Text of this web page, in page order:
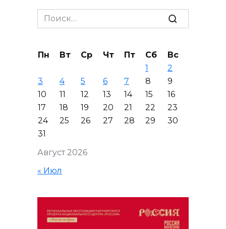
Search
for:
Август 2026
Пн Вт Ср Чт Пт Сб
Вс
1
2
3
4 5 6 7 8
9
10
11 12 13 14 15
16
17
18 19 20 21 22
23
24
25 26 27 28 29
30
31
« Июл